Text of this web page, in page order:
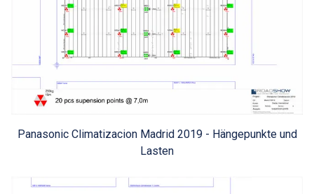
Panasonic Climatizacion Madrid 2019 - Hängepunkte und
Lasten